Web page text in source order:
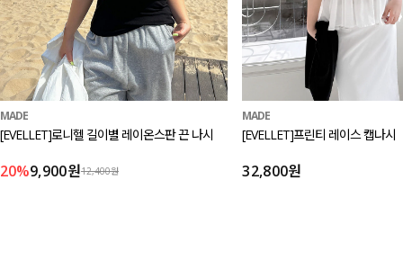
MADE
[EVELLET]로니헬 길이별 레이온스판 끈 나시
20%9,900원12,400원
MADE
[EVELLET]프린티 레이스 캡나시
32,800원